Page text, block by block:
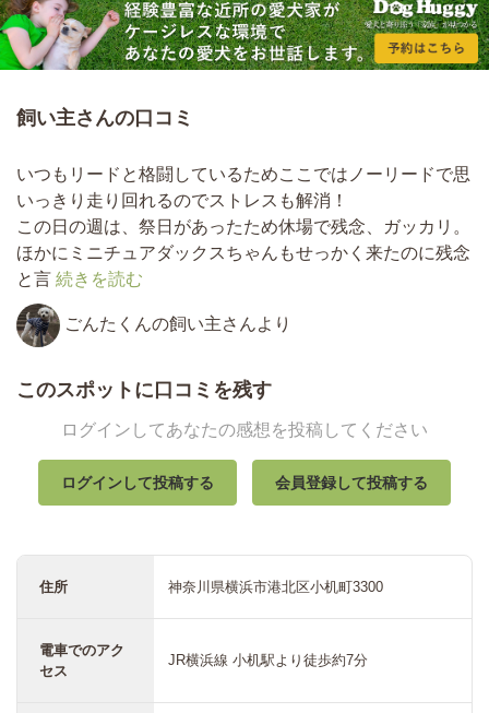
飼い主さんの口コミ
いつもリードと格闘しているためここではノーリードで思
いっきり走り回れるのでストレスも解消！
この日の週は、祭日があったため休場で残念、ガッカリ。
ほかにミニチュアダックスちゃんもせっかく来たのに残念
と言 続きを読む
ごんたくんの飼い主さんより
このスポットに口コミを残す
ログインしてあなたの感想を投稿してください
ログインして投稿する 会員登録して投稿する
住所 神奈川県横浜市港北区小机町3300
電車でのアク
セス
JR横浜線 小机駅より徒歩約7分